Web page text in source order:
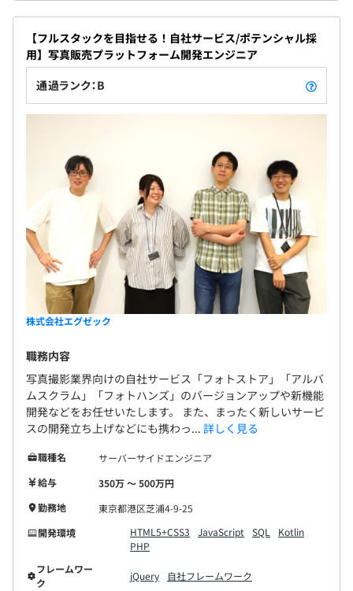
【開発環境】
言語 ：PHP・JavaScript・HTML5+CSS3・
SQL
フレームワーク ：自社フレームワーク・jQuery
環境 ：Linux、AlmaLinux、Apache、
PhpStorm
ソースコード管理：Git
◆自らが得たよりよい手法、知識を先駆者となって積極的
に仲間に広めようとする姿勢、そうした先駆者的に知識の
共有を図ろうとする人を高く評価しています。
◆果敢に攻めた失敗は、必ず成功へのヒントになります。
りも、失敗を恐れず思いきった空振りで三振する、そんな
果敢に攻め込んだ失敗を、当社は高く評価します。
◆給与改定は年2回です。
WEBサービス開発部（東京・札幌BASE含む）人数：16名
（25年9月時点） そのうち札幌オフィス：5名
【フルスタックを目指せる！自社サービス/ポテンシャル採
用】写真販売プラットフォーム開発エンジニア
通過ランク：B
株式会社エグゼック
職務内容
写真撮影業界向けの自社サービス「フォトストア」「アルバ
ムスクラム」「フォトハンズ」のバージョンアップや新機能
開発などをお任せいたします。 また、まったく新しいサービ
スの開発立ち上げなどにも携わっ... 詳しく見る
職種名
サーバーサイドエンジニア
給与
350万 〜 500万円
勤務地
東京都港区芝浦4-9-25
開発環境
HTML5+CSS3 JavaScript SQL
Kotlin
PHP
フレームワー
ク
jQuery 自社フレームワーク